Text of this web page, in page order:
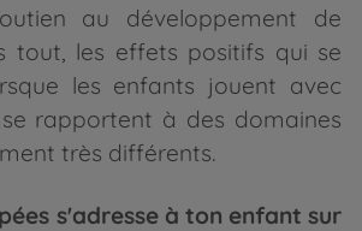
au développement de
tout, les effets positifs qui se
les enfants jouent avec
rapportent à des domaines
très différents.
s'adresse à ton enfant sur